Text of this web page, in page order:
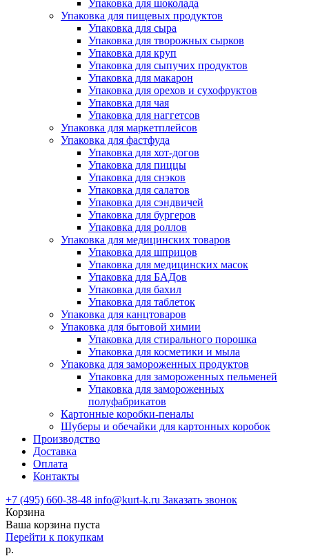
Упаковка для шоколада
Упаковка для пищевых продуктов
Упаковка для сыра
Упаковка для творожных сырков
Упаковка для круп
Упаковка для сыпучих продуктов
Упаковка для макарон
Упаковка для орехов и сухофруктов
Упаковка для чая
Упаковка для наггетсов
Упаковка для маркетплейсов
Упаковка для фастфуда
Упаковка для хот-догов
Упаковка для пиццы
Упаковка для снэков
Упаковка для салатов
Упаковка для сэндвичей
Упаковка для бургеров
Упаковка для роллов
Упаковка для медицинских товаров
Упаковка для шприцов
Упаковка для медицинских масок
Упаковка для БАДов
Упаковка для бахил
Упаковка для таблеток
Упаковка для канцтоваров
Упаковка для бытовой химии
Упаковка для стирального порошка
Упаковка для косметики и мыла
Упаковка для замороженных продуктов
Упаковка для замороженных пельменей
Упаковка для замороженных
полуфабрикатов
Картонные коробки-пеналы
Шуберы и обечайки для картонных коробок
Производство
Доставка
Оплата
Контакты
+7 (495) 660-38-48 info@kurt-k.ru Заказать звонок
Корзина
Ваша корзина пуста
Перейти к покупкам
р.